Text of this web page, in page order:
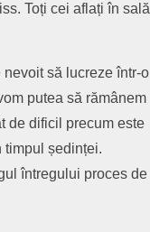
Toți cei aflați în sală
nevoit să lucreze într-o
putea să rămânem
de dificil precum este
timpul ședinței.
întregului proces de